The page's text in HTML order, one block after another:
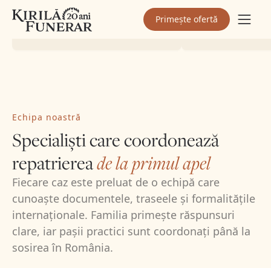
Primește ofertă
Ioan Marian Fârdea
Client Kirilă Funerar
Mina Popa
Client Kirilă
Echipa noastră
Specialiști care coordonează
repatriereade la primul apel
Fiecare caz este preluat de o echipă care
cunoaște documentele, traseele și formalitățile
internaționale. Familia primește răspunsuri
clare, iar pașii practici sunt coordonați până la
sosirea în România.